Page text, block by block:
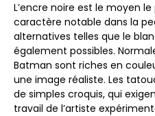
L’encre noire est le moyen
caractère notable dans la
alternatives telles que le
également possibles.
Batman sont riches en
une image réaliste. Les
de simples croquis, qui
travail de l’artiste